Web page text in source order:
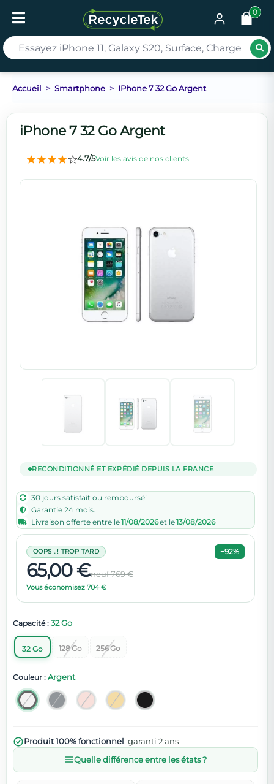
0
Accueil Smartphone IPhone 7 32 Go Argent
iPhone 7 32 Go Argent
4.7/5Voir les avis de nos clients
RECONDITIONNÉ ET EXPÉDIÉ DEPUIS LA FRANCE
30 jours satisfait ou remboursé!
Garantie 24 mois.
Livraison offerte entre le11/08/2026et le13/08/2026
65,00 €neuf 769 €
Vous économisez 704 €
OOPS ..! TROP TARD −92%
Capacité : 32 Go
32 Go 128 Go 256 Go
Couleur : Argent
Produit 100% fonctionnel, garanti 2 ans
Quelle différence entre les états ?